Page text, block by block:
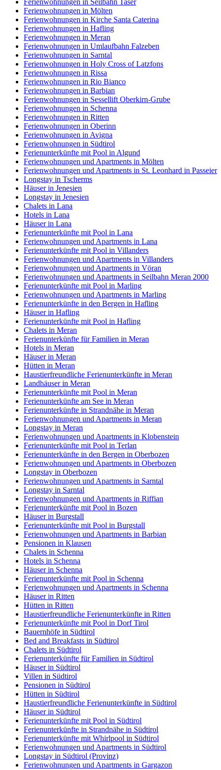
Ferienwohnungen in Seilbahn Taser
Ferienwohnungen in Mölten
Ferienwohnungen in Kirche Santa Caterina
Ferienwohnungen in Hafling
Ferienwohnungen in Meran
Ferienwohnungen in Umlaufbahn Falzeben
Ferienwohnungen in Sarntal
Ferienwohnungen in Holy Cross of Latzfons
Ferienwohnungen in Rissa
Ferienwohnungen in Rio Bianco
Ferienwohnungen in Barbian
Ferienwohnungen in Sessellift Oberkirn-Grube
Ferienwohnungen in Schenna
Ferienwohnungen in Ritten
Ferienwohnungen in Oberinn
Ferienwohnungen in Avigna
Ferienwohnungen in Südtirol
Ferienunterkünfte mit Pool in Algund
Ferienwohnungen und Apartments in Mölten
Ferienwohnungen und Apartments in St. Leonhard in Passeier
Longstay in Tscherms
Häuser in Jenesien
Longstay in Jenesien
Chalets in Lana
Hotels in Lana
Häuser in Lana
Ferienunterkünfte mit Pool in Lana
Ferienwohnungen und Apartments in Lana
Ferienunterkünfte mit Pool in Villanders
Ferienwohnungen und Apartments in Villanders
Ferienwohnungen und Apartments in Vöran
Ferienwohnungen und Apartments in Seilbahn Meran 2000
Ferienunterkünfte mit Pool in Marling
Ferienwohnungen und Apartments in Marling
Ferienunterkünfte in den Bergen in Hafling
Häuser in Hafling
Ferienunterkünfte mit Pool in Hafling
Chalets in Meran
Ferienunterkünfte für Familien in Meran
Hotels in Meran
Häuser in Meran
Hütten in Meran
Haustierfreundliche Ferienunterkünfte in Meran
Landhäuser in Meran
Ferienunterkünfte mit Pool in Meran
Ferienunterkünfte am See in Meran
Ferienunterkünfte in Strandnähe in Meran
Ferienwohnungen und Apartments in Meran
Longstay in Meran
Ferienwohnungen und Apartments in Klobenstein
Ferienunterkünfte mit Pool in Terlan
Ferienunterkünfte in den Bergen in Oberbozen
Ferienwohnungen und Apartments in Oberbozen
Longstay in Oberbozen
Ferienwohnungen und Apartments in Sarntal
Longstay in Sarntal
Ferienwohnungen und Apartments in Riffian
Ferienunterkünfte mit Pool in Bozen
Häuser in Burgstall
Ferienunterkünfte mit Pool in Burgstall
Ferienwohnungen und Apartments in Barbian
Pensionen in Klausen
Chalets in Schenna
Hotels in Schenna
Häuser in Schenna
Ferienunterkünfte mit Pool in Schenna
Ferienwohnungen und Apartments in Schenna
Häuser in Ritten
Hütten in Ritten
Haustierfreundliche Ferienunterkünfte in Ritten
Ferienunterkünfte mit Pool in Dorf Tirol
Bauernhöfe in Südtirol
Bed and Breakfasts in Südtirol
Chalets in Südtirol
Ferienunterkünfte für Familien in Südtirol
Häuser in Südtirol
Villen in Südtirol
Pensionen in Südtirol
Hütten in Südtirol
Haustierfreundliche Ferienunterkünfte in Südtirol
Häuser in Südtirol
Ferienunterkünfte mit Pool in Südtirol
Ferienunterkünfte in Strandnähe in Südtirol
Ferienunterkünfte mit Whirlpool in Südtirol
Ferienwohnungen und Apartments in Südtirol
Longstay in Südtirol (Provinz)
Ferienwohnungen und Apartments in Gargazon